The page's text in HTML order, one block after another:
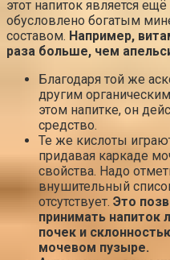
этот напиток является
обусловлено богатым
составом. Например,
раза больше, чем
Благодаря той же
другим
этом напитке, он
средство.
Те же кислоты
придавая каркаде
свойства. Надо
внушительный
отсутствует. Это
принимать напиток
почек и
мочевом пузыре.